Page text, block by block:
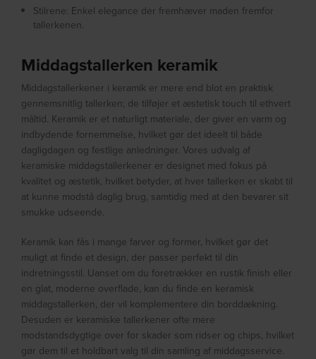
Stilrene: Enkel elegance der fremhæver maden fremfor
tallerkenen.
Middagstallerken keramik
Middagstallerkener i keramik er mere end blot en praktisk
gennemsnitlig tallerken; de tilføjer et æstetisk touch til ethvert
måltid. Keramik er et naturligt materiale, der giver en varm og
indbydende fornemmelse, hvilket gør det ideelt til både
dagligdagen og festlige anledninger. Vores udvalg af
keramiske middagstallerkener er designet med fokus på
kvalitet og æstetik, hvilket betyder, at hver tallerken er skabt til
at kunne modstå daglig brug, samtidig med at den bevarer sit
smukke udseende.
Keramik kan fås i mange farver og former, hvilket gør det
muligt at finde et design, der passer perfekt til din
indretningsstil. Uanset om du foretrækker en rustik finish eller
en glat, moderne overflade, kan du finde en keramisk
middagstallerken, der vil komplementere din borddækning.
Desuden er keramiske tallerkener ofte mere
modstandsdygtige over for skader som ridser og chips, hvilket
gør dem til et holdbart valg til din samling af middagsservice.